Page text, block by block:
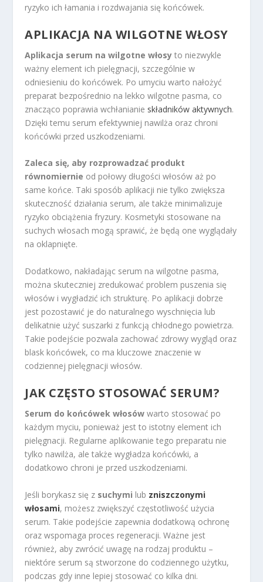
ryzyko ich łamania i rozdwajania się końcówek.
APLIKACJA NA WILGOTNE WŁOSY
Aplikacja serum na wilgotne włosy to niezwykle
ważny element ich pielęgnacji, szczególnie w
odniesieniu do końcówek. Po umyciu warto nałożyć
preparat bezpośrednio na lekko wilgotne pasma, co
znacząco poprawia wchłanianie składników aktywnych.
Dzięki temu serum efektywniej nawilża oraz chroni
końcówki przed uszkodzeniami.
Zaleca się, aby rozprowadzać produkt
równomiernie od połowy długości włosów aż po
same końce. Taki sposób aplikacji nie tylko zwiększa
skuteczność działania serum, ale także minimalizuje
ryzyko obciążenia fryzury. Kosmetyki stosowane na
suchych włosach mogą sprawić, że będą one wyglądały
na oklapnięte.
Dodatkowo, nakładając serum na wilgotne pasma,
można skuteczniej zredukować problem puszenia się
włosów i wygładzić ich strukturę. Po aplikacji dobrze
jest pozostawić je do naturalnego wyschnięcia lub
delikatnie użyć suszarki z funkcją chłodnego powietrza.
Takie podejście pozwala zachować zdrowy wygląd oraz
blask końcówek, co ma kluczowe znaczenie w
codziennej pielęgnacji włosów.
JAK CZĘSTO STOSOWAĆ SERUM?
Serum do końcówek włosów warto stosować po
każdym myciu, ponieważ jest to istotny element ich
pielęgnacji. Regularne aplikowanie tego preparatu nie
tylko nawilża, ale także wygładza końcówki, a
dodatkowo chroni je przed uszkodzeniami.
Jeśli borykasz się z suchymi lub zniszczonymi
włosami, możesz zwiększyć częstotliwość użycia
serum. Takie podejście zapewnia dodatkową ochronę
oraz wspomaga proces regeneracji. Ważne jest
również, aby zwrócić uwagę na rodzaj produktu –
niektóre serum są stworzone do codziennego użytku,
podczas gdy inne lepiej stosować co kilka dni.